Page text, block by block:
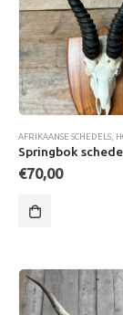
AFRIKAANSE SCHEDELS
€70,00